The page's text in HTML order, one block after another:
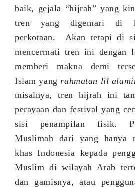
baik, gejala “hijrah” yang
tren yang digemari di
perkotaan. Akan tetapi di
mencermati tren ini dengan
memberi makna demi
Islam yangrahmatan lil
misalnya, tren hijrah ini
perayaan dan festival yang
sisi penampilan fisik.P
Muslimah dari yang hanya
khas Indonesia kepada
Muslim di wilayah Arab
dan gamisnya, atau